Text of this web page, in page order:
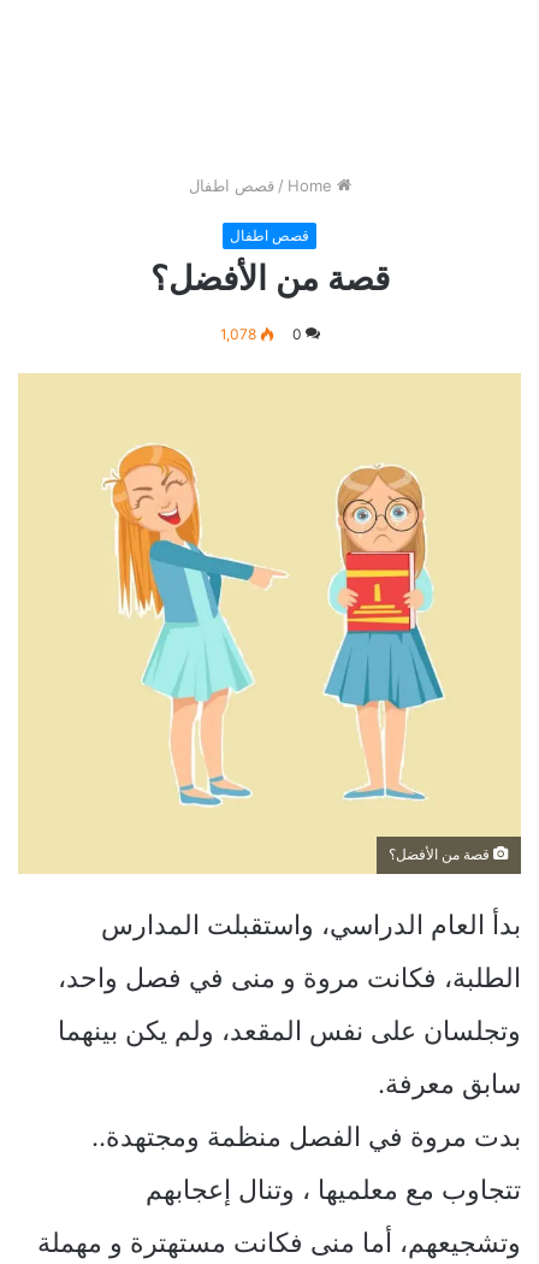
/ قصص اطفال
قصص اطفال
قصة من الأفضل؟
0
1,078
قصة من الأفضل؟
بدأ العام الدراسي، واستقبلت المدارس
الطلبة، فكانت مروة و منى في فصل واحد،
وتجلسان على نفس المقعد، ولم يكن بينهما
سابق معرفة.
بدت مروة في الفصل منظمة ومجتهدة..
تتجاوب مع معلميها ، وتنال إعجابهم
وتشجيعهم، أما منى فكانت مستهترة و مهملة